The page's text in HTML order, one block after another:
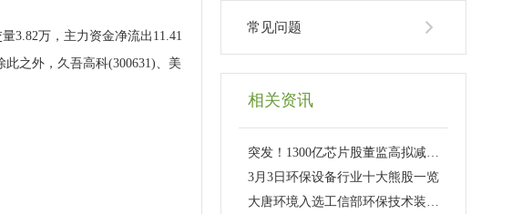
3.82万，主力资金净流出11.41
之外，久吾高科(300631)、美
常见问题
相关资讯
突发！1300亿芯片股董监高拟减持股份盘后公告集锦
3月3日环保设备行业十大熊股一览
大唐环境入选工信部环保技术装备创新榜单股价窄幅震荡